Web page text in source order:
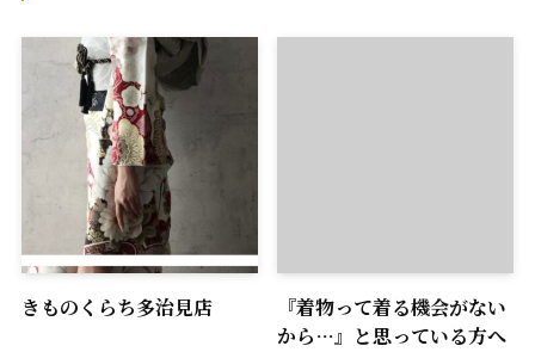
きものくらち多治見店
『着物って着る機会がない
から…』と思っている方へ